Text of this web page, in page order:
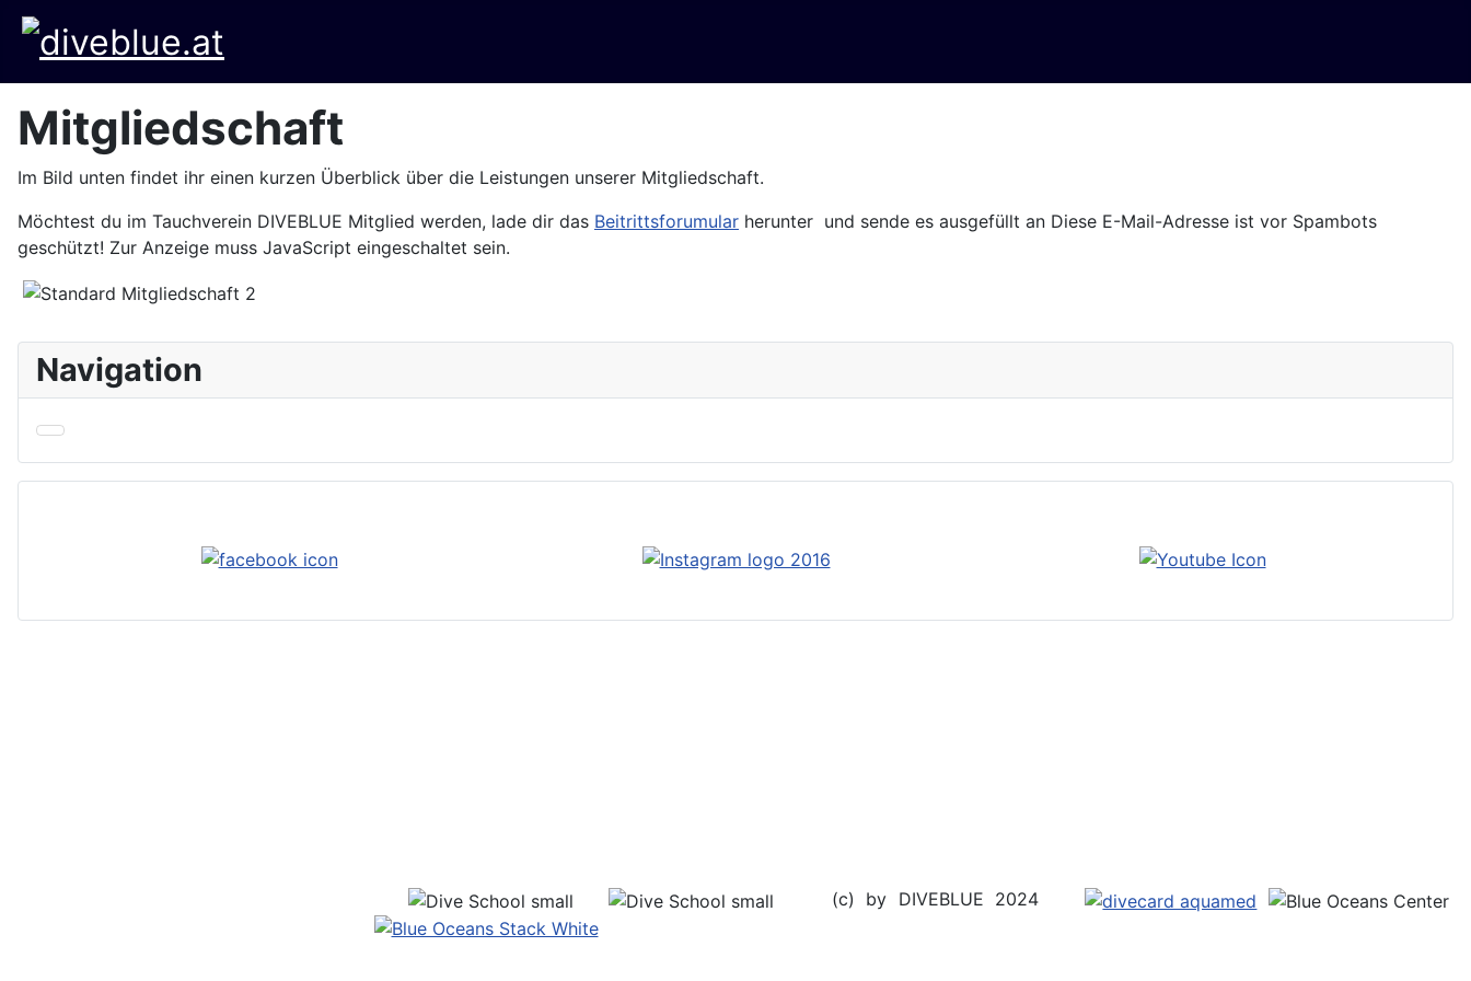
Navigation
Mitgliedschaft
Im Bild unten findet ihr einen kurzen Überblick über die Leistungen unserer Mitgliedschaft.
Möchtest du im Tauchverein DIVEBLUE Mitglied werden, lade dir das Beitrittsforumular herunter und sende es ausgefüllt an Diese E-Mail-Adresse ist vor Spambots
geschützt! Zur Anzeige muss JavaScript eingeschaltet sein.
(c) by DIVEBLUE 2024